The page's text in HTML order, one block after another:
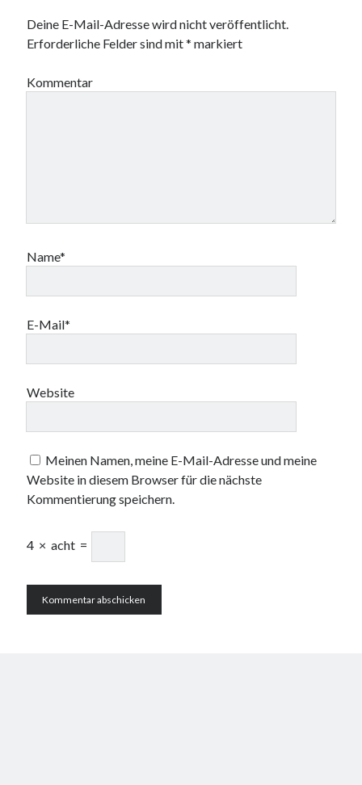
Deine E-Mail-Adresse wird nicht veröffentlicht.
Erforderliche Felder sind mit* markiert
Kommentar
Name*
E-Mail*
Website
Meinen Namen, meine E-Mail-Adresse und meine
Website in diesem Browser für die nächste
Kommentierung speichern.
4 × acht =